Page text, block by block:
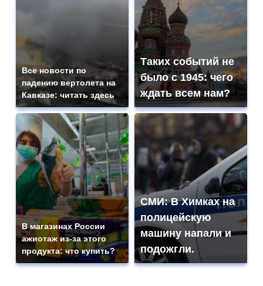
Все новости по
падению вертолета на
Кавказе: читать здесь
Таких событий не
было с 1945: чего
ждать всем нам?
В магазинах России
ажиотаж из-за этого
продукта: что купить?
СМИ: В Химках на
полицейскую
машину напали и
подожгли.